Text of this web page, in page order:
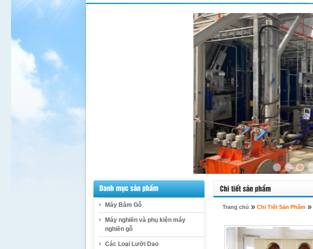
Máy Băm Gỗ
Máy nghiền và phụ kiện máy
nghiền gỗ
Các Loại Lưỡi Dao
Trang chủ » Chi Tiết Sản Phẩm »